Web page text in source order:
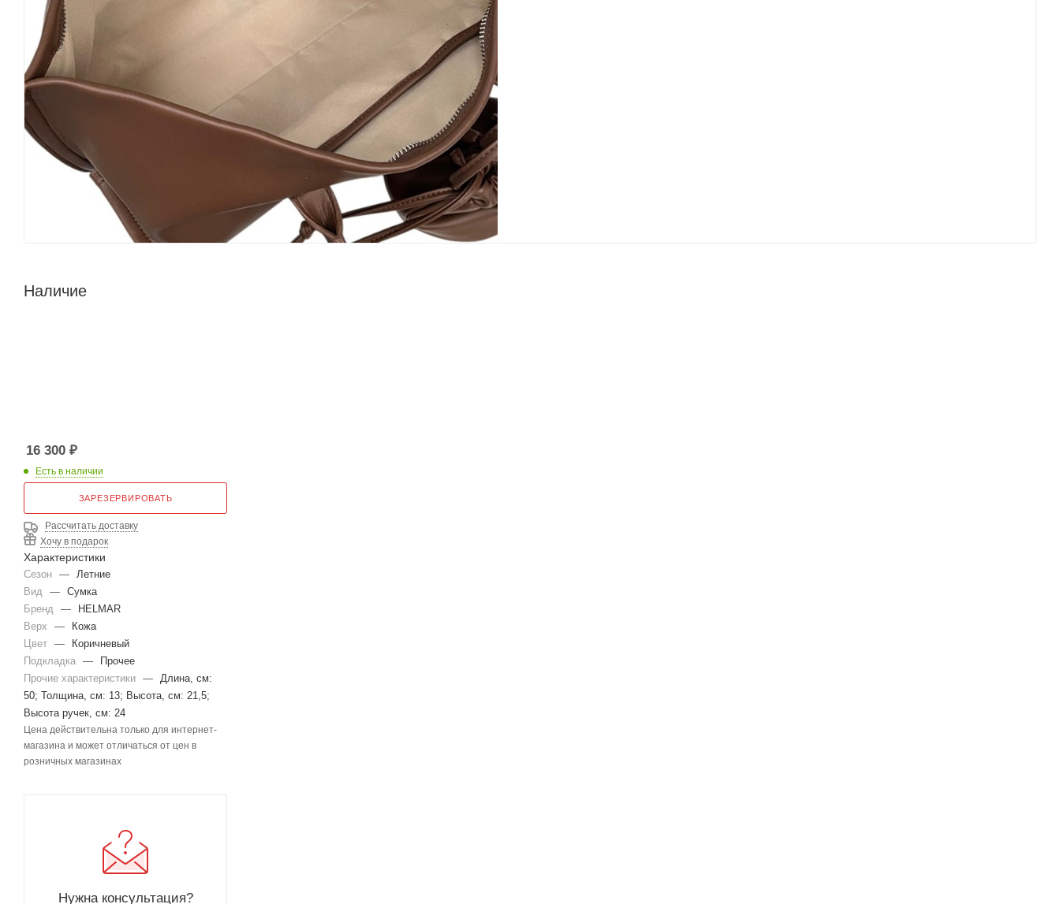
Наличие
16 300 ₽
Есть в наличии
ЗАРЕЗЕРВИРОВАТЬ
Рассчитать доставку
Хочу в подарок
Характеристики
Сезон — Летние
Вид — Сумка
Бренд —
HELMAR
Верх
—
Кожа
Цвет —
Коричневый
Подкладка —
Прочее
Прочие характеристики — Длина, см:
50; Толщина, см: 13; Высота, см: 21,5;
Высота ручек, см: 24
Цена действительна только для интернет-
магазина и может отличаться от цен в
розничных магазинах
Нужна консультация?